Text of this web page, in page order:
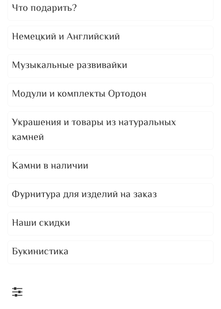
Что подарить?
Немецкий и Английский
Музыкальные развивайки
Модули и комплекты Ортодон
Украшения и товары из натуральных
камней
Камни в наличии
Фурнитура для изделий на заказ
Наши скидки
Букинистика